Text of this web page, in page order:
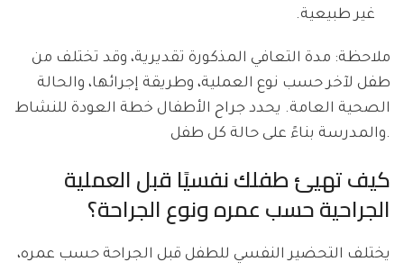
غير طبيعية.
ملاحظة: مدة التعافي المذكورة تقديرية، وقد تختلف من
طفل لآخر حسب نوع العملية، وطريقة إجرائها، والحالة
الصحية العامة. يحدد جراح الأطفال خطة العودة للنشاط
والمدرسة بناءً على حالة كل طفل.
كيف تهيئ طفلك نفسيًا قبل العملية
الجراحية حسب عمره ونوع الجراحة؟
يختلف التحضير النفسي للطفل قبل الجراحة حسب عمره،